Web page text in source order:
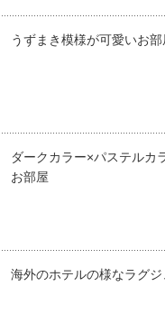
うずまき模様が可愛いお部
ダークカラー×パステルカ
お部屋
海外のホテルの様なラグ